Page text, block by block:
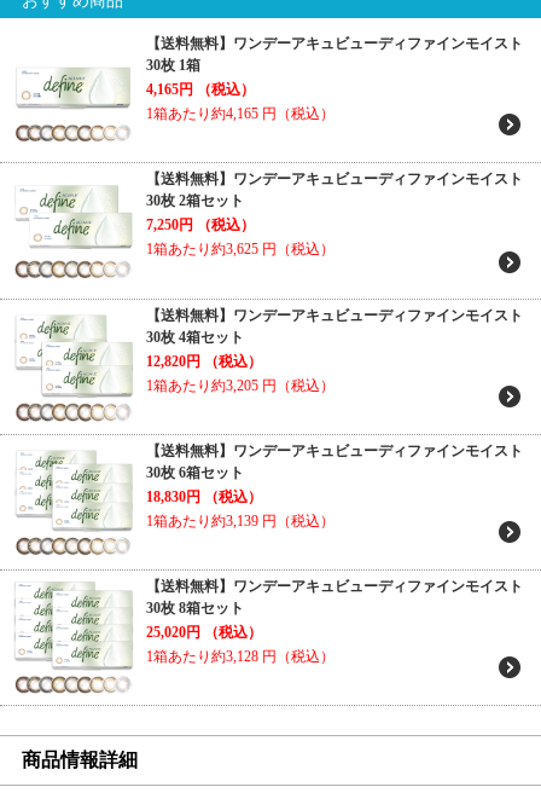
【送料無料】ワンデーアキュビューディファインモイスト
30枚 1箱
4,165円
（税込）
1箱あたり約4,165 円（税込）
【送料無料】ワンデーアキュビューディファインモイスト
30枚 2箱セット
7,250円
（税込）
1箱あたり約3,625 円（税込）
【送料無料】ワンデーアキュビューディファインモイスト
30枚 4箱セット
12,820円
（税込）
1箱あたり約3,205 円（税込）
【送料無料】ワンデーアキュビューディファインモイスト
30枚 6箱セット
18,830円
（税込）
1箱あたり約3,139 円（税込）
【送料無料】ワンデーアキュビューディファインモイスト
30枚 8箱セット
25,020円
（税込）
1箱あたり約3,128 円（税込）
商品情報詳細